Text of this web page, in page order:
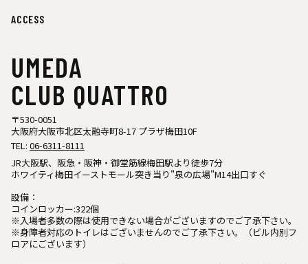
ACCESS
UMEDA
CLUB QUATTRO
〒530-0051
大阪府大阪市北区太融寺町8-17 プラザ梅田10F
TEL: 06-6311-8111
JR大阪駅、阪急・阪神・御堂筋線梅田駅より徒歩7分
ホワイティ梅田イーストモール突き当り"泉の広場"M14出口すぐ
設備：
コインロッカー:322個
※入場者多数の際は使用できない場合がございますのでご了承下さい。
※身障者対応のトイレはございませんのでご了承下さい。（ビル内別フ
ロアにございます）